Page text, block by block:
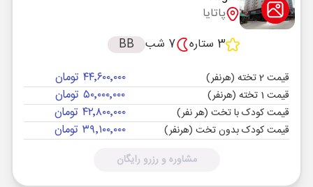
پاتایا
3 ستاره
7 شب BB
قیمت 2 تخته (هرنفر) ۴۴٬۶۰۰٬۰۰۰ تومان
قیمت 1 تخته (هرنفر) ۵۰٬۰۰۰٬۰۰۰ تومان
قیمت کودک با تخت (هر نفر) ۴۲٬۸۰۰٬۰۰۰ تومان
قیمت کودک بدون تخت (هرنفر) ۳۹٬۱۰۰٬۰۰۰ تومان
مشاوره و رزرو رایگان